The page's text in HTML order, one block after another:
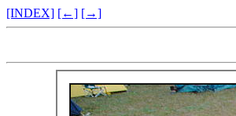
[INDEX] [←] [→]